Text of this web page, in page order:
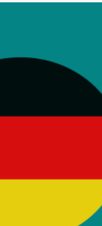
les classes de Mme
thbi6gqwpmsg
à destination des
ci-dessus. Chaque